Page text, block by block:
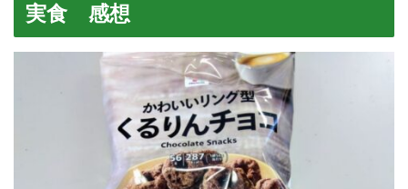
実食 感想